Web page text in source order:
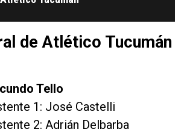
de Atlético Tucumán
Tello
1: José Castelli
2: Adrián Delbarba